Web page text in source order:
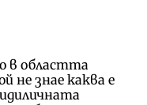
в областта
не знае каква е